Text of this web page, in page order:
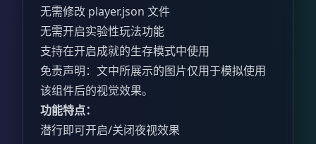
无需修改 player.json 文件
无需开启实验性玩法功能
支持在开启成就的生存模式中使用
免责声明：文中所展示的图片仅用于模拟使用
该组件后的视觉效果。
功能特点：
潜行即可开启/关闭夜视效果